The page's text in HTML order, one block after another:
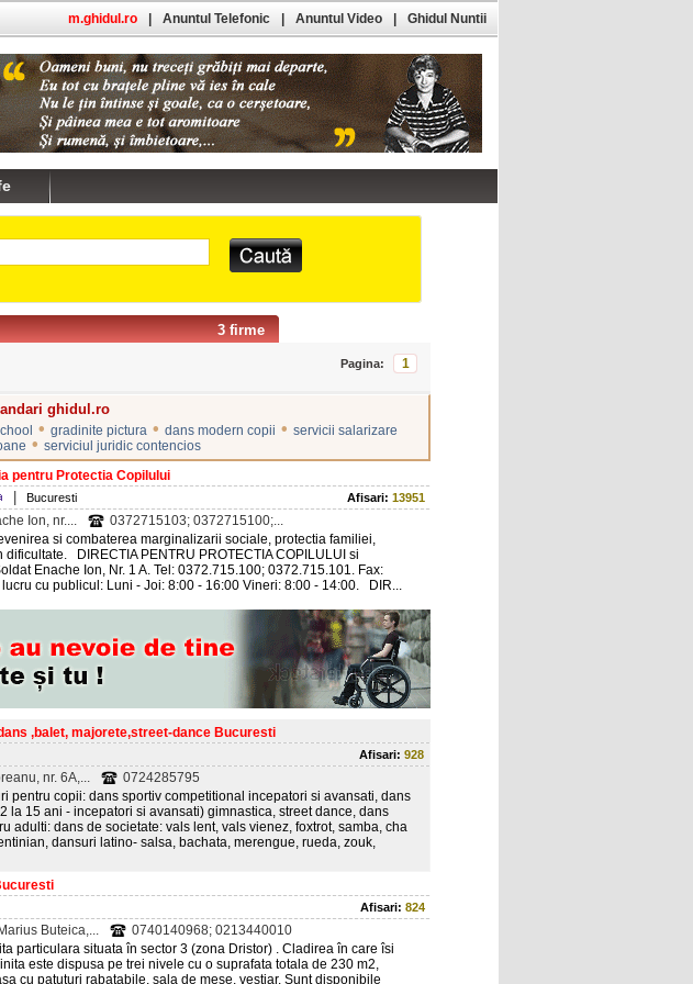
3 firme
Pagina: 1
ghidul.ro
• gradinite pictura • dans modern copii • servicii salarizare
• serviciul juridic contencios
pentru Protectia Copilului
Bucuresti Afisari: 13951
Ion, nr....
0372715103; 0372715100;...
si combaterea marginalizarii sociale, protectia familiei,
DIRECTIA PENTRU PROTECTIA COPILULUI si
Enache Ion, Nr. 1 A. Tel: 0372.715.100; 0372.715.101. Fax:
cu publicul: Luni - Joi: 8:00 - 16:00 Vineri: 8:00 - 14:00. DIR...
,balet, majorete,street-dance Bucuresti
Afisari: 928
nr. 6A,...
0724285795
pentru copii: dans sportiv competitional incepatori si avansati, dans
la 15 ani - incepatori si avansati) gimnastica, street dance, dans
adulti: dans de societate: vals lent, vals vienez, foxtrot, samba, cha
dansuri latino- salsa, bachata, merengue, rueda, zouk,
Afisari: 824
Buteica,...
0740140968; 0213440010
particulara situata în sector 3 (zona Dristor) . Cladirea în care îsi
este dispusa pe trei nivele cu o suprafata totala de 230 m2,
cu patuturi rabatabile, sala de mese, vestiar. Sunt disponibile
m.ghidul.ro Anuntul Telefonic Anuntul Video Ghidul Nuntii